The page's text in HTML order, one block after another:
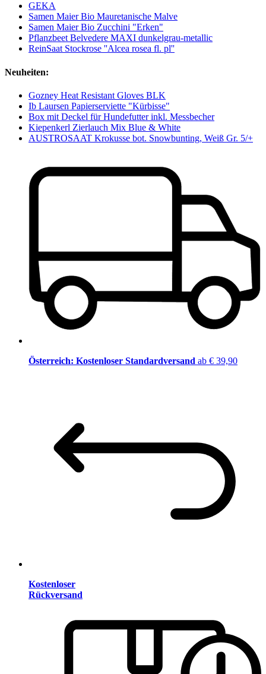
GEKA
Samen Maier Bio Mauretanische Malve
Samen Maier Bio Zucchini "Erken"
Pflanzbeet Belvedere MAXI dunkelgrau-metallic
ReinSaat Stockrose ''Alcea rosea fl. pl''
Neuheiten:
Gozney Heat Resistant Gloves BLK
Ib Laursen Papierserviette "Kürbisse"
Box mit Deckel für Hundefutter inkl. Messbecher
Kiepenkerl Zierlauch Mix Blue & White
AUSTROSAAT Krokusse bot. Snowbunting, Weiß Gr. 5/+
Österreich: Kostenloser Standardversand ab € 39,90
Kostenloser
Rückversand